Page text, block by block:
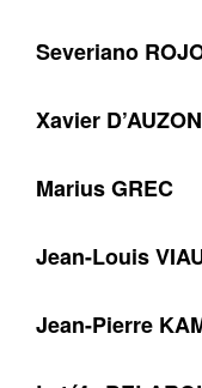
Severiano
Xavier D’AUZON
Marius GREC
Jean-Louis
Jean-Pierre